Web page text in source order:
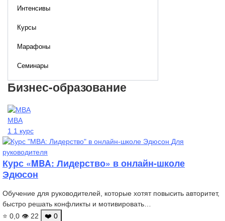
Интенсивы
Курсы
Марафоны
Семинары
Бизнес-образование
МВА
1 1 курс
Для
руководителя
Курс «MBA: Лидерство» в онлайн-школе
Эдюсон
Обучение для руководителей, которые хотят повысить авторитет,
быстро решать конфликты и мотивировать…
⭐ 0,0 👁 22
❤️ 0